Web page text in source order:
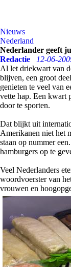
Nieuws
Nederland
Nederlander geeft
Redactie
12-06-
Al let driekwart van
blijven, een groot
genieten te veel van
vette hap. Een kwart
door te sporten.
Dat blijkt uit
Amerikanen niet het
staan op nummer
hamburgers op te
Veel Nederlanders
woordvoerster van
vrouwen en